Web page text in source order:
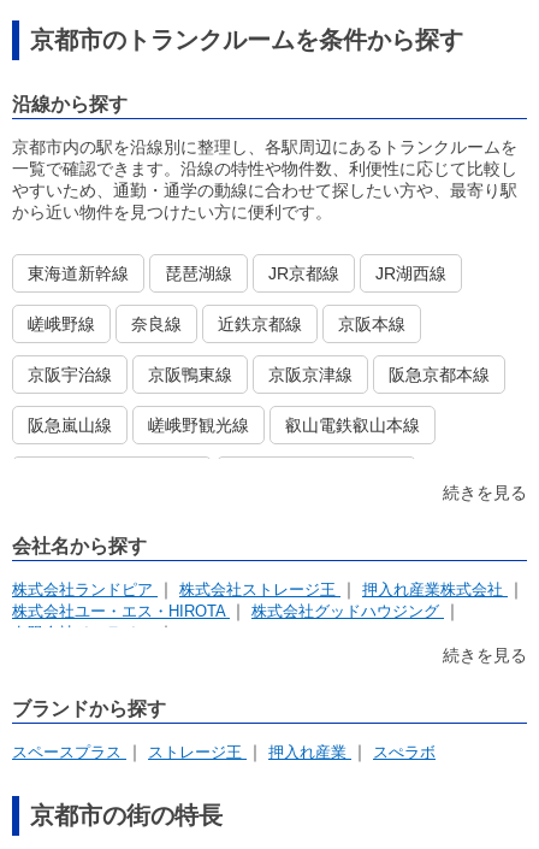
京都市のトランクルームを条件から探す
沿線から探す
京都市内の駅を沿線別に整理し、各駅周辺にあるトランクルームを
一覧で確認できます。沿線の特性や物件数、利便性に応じて比較し
やすいため、通勤・通学の動線に合わせて探したい方や、最寄り駅
から近い物件を見つけたい方に便利です。
東海道新幹線 琵琶湖線 JR京都線 JR湖西線
嵯峨野線 奈良線 近鉄京都線 京阪本線
京阪宇治線 京阪鴨東線 京阪京津線 阪急京都本線
阪急嵐山線 嵯峨野観光線 叡山電鉄叡山本線
続きを見る
会社名から探す
株式会社ランドピア 株式会社ストレージ王
押入れ産業株式会社
株式会社ユー・エス・HIROTA
株式会社グッドハウジング
有限会社イーライフ
株式会社ビジネスフローライン
株式会社グッドライフ
ストラテジーデザイン株式会社
株式会社岩本不動産販売
株式会社m-tech
株式会社GROUD
ワンモアライフ
有限会社スペースボックスレンタルサービス
株式会社第一観光ビル
続きを見る
ブランドから探す
スペースプラス ストレージ王 押入れ産業 スぺラボ
京都市の街の特長